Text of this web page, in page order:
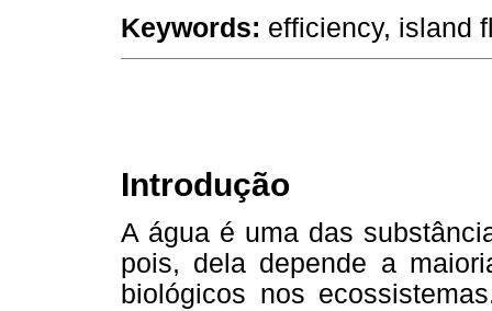
Keywords: efficiency, island
Introdução
A água é uma das
pois, dela depende a
biológicos nos